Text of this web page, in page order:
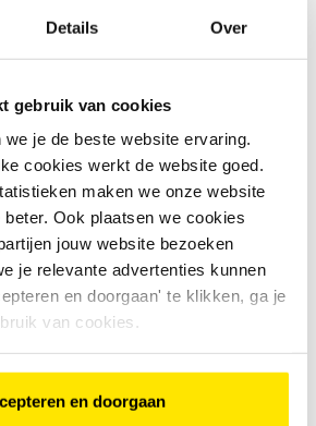
Details Over
gebruik van cookies
je de beste website ervaring.
cookies werkt de website goed.
maken we onze website
Ook plaatsen we cookies
jouw website bezoeken
je relevante advertenties kunnen
en doorgaan' te klikken, ga je
van cookies.
en doorgaan
- 15278 cm26 inch
22 inch
zijn van cruciaal belang bij de
meisjesfietsen 22 inch
van betrouwbare remmen, of dit
of handremmen zijn, en een
om de veiligheid van de
Daarnaast zijn aspecten
zadel, een juiste zadelhoogte,
voor de beginnende fietsers
kinderfietsen